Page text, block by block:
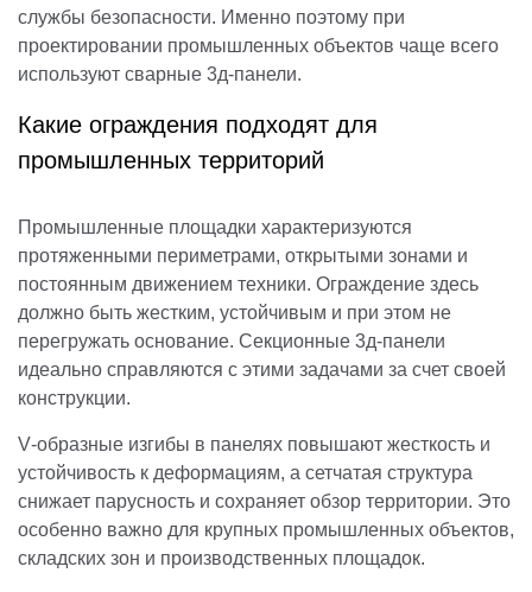
службы безопасности. Именно поэтому при
проектировании промышленных объектов чаще всего
используют сварные 3д‑панели.
Какие ограждения подходят для
промышленных территорий
Промышленные площадки характеризуются
протяженными периметрами, открытыми зонами и
постоянным движением техники. Ограждение здесь
должно быть жестким, устойчивым и при этом не
перегружать основание. Секционные 3д‑панели
идеально справляются с этими задачами за счет своей
конструкции.
V‑образные изгибы в панелях повышают жесткость и
устойчивость к деформациям, а сетчатая структура
снижает парусность и сохраняет обзор территории. Это
особенно важно для крупных промышленных объектов,
складских зон и производственных площадок.